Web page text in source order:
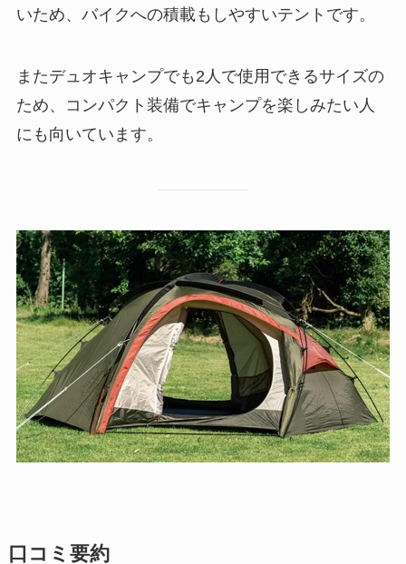
いため、バイクへの積載もしやすいテントです。
またデュオキャンプでも2人で使用できるサイズの
ため、コンパクト装備でキャンプを楽しみたい人
にも向いています。
口コミ要約